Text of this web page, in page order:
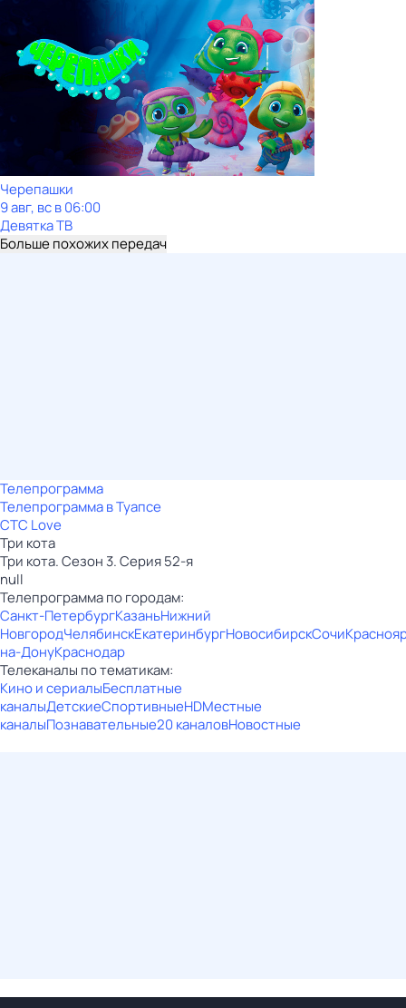
Черепашки
9 авг, вс в 06:00
Девятка ТВ
Больше похожих передач
Телепрограмма
Телепрограмма в Туапсе
СТС Love
Три кота
Три кота. Сезон 3. Серия 52-я
null
Телепрограмма по городам:
Санкт-ПетербургКазаньНижний
НовгородЧелябинскЕкатеринбургНовосибирскСочи
на-ДонуКраснодар
Телеканалы по тематикам:
Кино и сериалыБесплатные
каналыДетскиеСпортивныеHDМестные
каналыПознавательные20 каналовНовостные